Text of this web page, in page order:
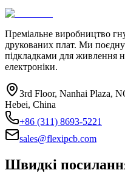
Преміальне виробництво
друкованих плат. Ми
підкладками для живлення
електроніки.
3rd Floor, Nanhai Plaza,
Hebei, China
+86 (311) 8693-5221
sales@flexipcb.com
Швидкі